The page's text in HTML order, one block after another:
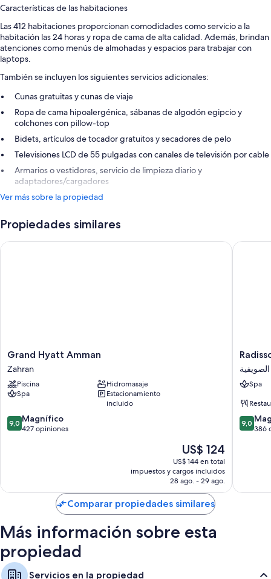
Características de las habitaciones
Las 412 habitaciones proporcionan comodidades como servicio a la
habitación las 24 horas y ropa de cama de alta calidad. Además, brindan
atenciones como menús de almohadas y espacios para trabajar con
laptops.
También se incluyen los siguientes servicios adicionales:
Cunas gratuitas y cunas de viaje
Ropa de cama hipoalergénica, sábanas de algodón egipcio y
colchones con pillow-top
Bidets, artículos de tocador gratuitos y secadores de pelo
Televisiones LCD de 55 pulgadas con canales de televisión por cable
Armarios o vestidores, servicio de limpieza diario y
adaptadores/cargadores
Ver más sobre la propiedad
Propiedades similares
Grand
Hyatt
Amman
Zahran
Grand Hyatt Amman
Zahran
Piscina
Hidromasaje
Spa
Estacionamiento
incluido
9.0
de
9,0 Magnífico
427 opiniones
El
precio
actual
es
de
US$ 124
US$ 124
US$ 144 en total
impuestos y cargos incluidos
28 ago. - 29 ago.
Grand Hyatt Amman
Hotel,
Amman
Galleria
Mall
الصويفية
الصويفية
Spa
9.0
de
9,0
386
Comparar propiedades similares
Más información sobre esta
propiedad
Servicios en la propiedad